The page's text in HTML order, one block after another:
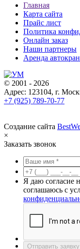
Главная
Карта сайта
Прайс лист
Политика
Онлайн заказ
Наши партнеры
Аренда
© 2001 - 2026
Адрес: 123104, г.
+7 (925) 789-70-77
Создание сайта
×
Заказать звонок
Я даю согласие
соглашаюсь с
Отправить заявку